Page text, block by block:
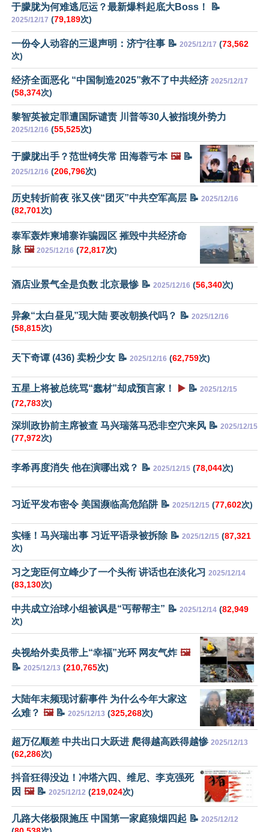
于朦胧为何难逃厄运？最新爆料起底大Boss！ 📝
2025/12/17 (79,189次)
一份令人动容的三退声明：济宁往事 📝 2025/12/17 (73,562
次)
经济全面恶化 “中国制造2025”救不了中共经济 2025/12/17
(58,374次)
黎智英被定罪遭国际谴责 川普等30人被指境外势力
2025/12/16 (55,525次)
于朦胧出手？范世锜失常 田海蓉亏本 🖼️📝
2025/12/16 (206,796次)
历史转折前夜 张又侠“团灭”中共空军高层 📝 2025/12/16
(82,701次)
泰军轰炸柬埔寨诈骗园区 摧毁中共经济命
脉 🖼️ 2025/12/16 (72,817次)
酒店业景气全是负数 北京最惨 📝 2025/12/16 (56,340次)
异象“太白昼见”现大陆 要改朝换代吗？ 📝 2025/12/16
(58,815次)
天下奇谭 (436) 卖粉少女 📝 2025/12/16 (62,759次)
五星上将被总统骂“蠢材”却成预言家！ ▶️ 📝 2025/12/15
(72,783次)
深圳政协前主席被查 马兴瑞落马恐非空穴来风 📝 2025/12/15
(77,972次)
李希再度消失 他在演哪出戏？ 📝 2025/12/15 (78,044次)
习近平发布密令 美国濒临高危陷阱 📝 2025/12/15 (77,602次)
实锤！马兴瑞出事 习近平语录被拆除 📝 2025/12/15 (87,321
次)
习之宠臣何立峰少了一个头衔 讲话也在淡化习 2025/12/14
(83,130次)
中共成立治球小组被讽是“丐帮帮主” 📝 2025/12/14 (82,949
次)
央视给外卖员带上“幸福”光环 网友气炸 🖼️
📝 2025/12/13 (210,765次)
大陆年末频现讨薪事件 为什么今年大家这
么难？ 🖼️📝 2025/12/13 (325,268次)
超万亿顺差 中共出口大跃进 爬得越高跌得越惨 2025/12/13
(62,286次)
抖音狂得没边！冲塔六四、维尼、李克强死
因 🖼️📝 2025/12/12 (219,024次)
几路大佬极限施压 中国第一家庭狼烟四起 📝 2025/12/12